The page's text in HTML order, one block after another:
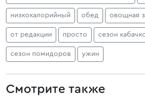
низкокалорийный обед овощная
от редакции просто сезон
сезон помидоров ужин
Смотрите также